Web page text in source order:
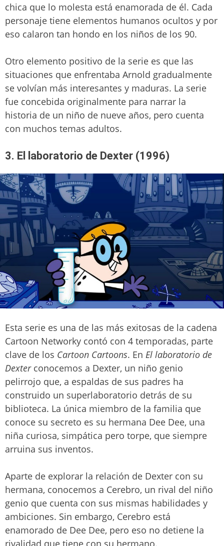
chica que lo molesta está enamorada de él. Cada
personaje tiene elementos humanos ocultos y por
eso calaron tan hondo en los niños de los 90.
Otro elemento positivo de la serie es que las
situaciones que enfrentaba Arnold gradualmente
se volvían más interesantes y maduras. La serie
fue concebida originalmente para narrar la
historia de un niño de nueve años, pero cuenta
con muchos temas adultos.
3. El laboratorio de Dexter (1996)
Esta serie es una de las más exitosas de la cadena
Cartoon Networky contó con 4 temporadas, parte
clave de los Cartoon Cartoons. En El laboratorio de
Dexterconocemos a Dexter, un niño genio
pelirrojo que, a espaldas de sus padres ha
construido un superlaboratorio detrás de su
biblioteca. La única miembro de la familia que
conoce su secreto es su hermana Dee Dee, una
niña curiosa, simpática pero torpe, que siempre
arruina sus inventos.
Aparte de explorar la relación de Dexter con su
hermana, conocemos a Cerebro, un rival del niño
genio que cuenta con sus mismas habilidades y
ambiciones. Sin embargo, Cerebro está
enamorado de Dee Dee, pero eso no detiene la